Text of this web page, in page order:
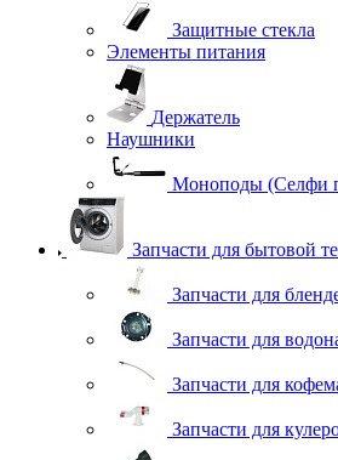
Защитные стекла
Элементы питания
Держатель
Наушники
Моноподы (Селфи
Запчасти для бытовой
Запчасти для
Запчасти для
Запчасти для
Запчасти для